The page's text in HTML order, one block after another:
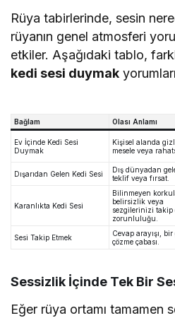
Rüya tabirlerinde, sesin
rüyanın genel atmosferi
etkiler. Aşağıdaki tablo,
kedi sesi duymak
Bağlam Olası Anlamı
Ev İçinde Kedi Sesi
Duymak
Kişisel alanda
mesele veya
Dışarıdan Gelen Kedi Sesi
Dış dünyadan
teklif veya fırsat.
Karanlıkta Kedi Sesi
Bilinmeyen
belirsizlik veya
sezgilerinizi takip
zorunluluğu.
Sesi Takip Etmek
Cevap arayışı,
çözme çabası.
Sessizlik İçinde Tek Bir
Eğer rüya ortamı tamamen